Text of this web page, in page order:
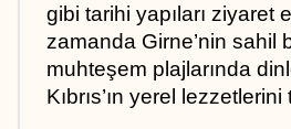
gibi tarihi yapıları ziyaret
zamanda Girne’nin sahil
muhteşem plajlarında
Kıbrıs’ın yerel